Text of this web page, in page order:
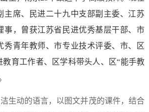
主席、民进二十九中支部副主委、江苏
事，曾获江苏省民进优秀基层干部、市
秀青年教师、市专业技术评委、市、区
教育工作者、区学科带头人、区“能手教
生动的语言，以图文并茂的课件，结合